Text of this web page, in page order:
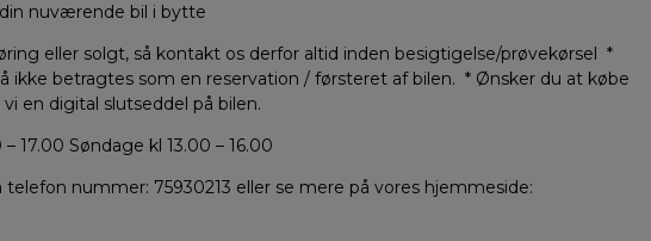
nuværende bil i bytte
eller solgt, så kontakt os derfor altid inden besigtigelse/prøvekørsel *
ikke betragtes som en reservation / førsteret af bilen. * Ønsker du at købe
en digital slutseddel på bilen.
17.00 Søndage kl 13.00 – 16.00
nummer: 75930213 eller se mere på vores hjemmeside: